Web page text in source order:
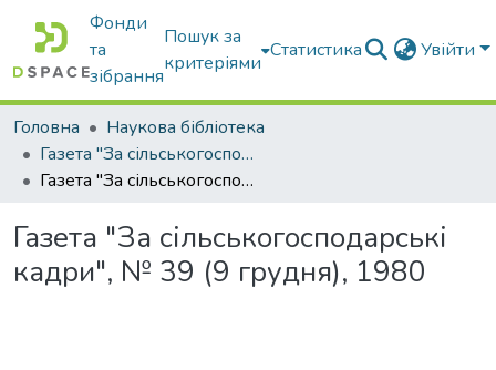
Фонди
та
зібрання
Пошук за
критеріями
Статистика Увійти
Головна
Наукова бібліотека
Газета "За сільськогосподарські кадри"
Газета "За сільськогосподарські кадри", № 39 (9 грудня), 1980
Газета "За сільськогосподарські
кадри", № 39 (9 грудня), 1980